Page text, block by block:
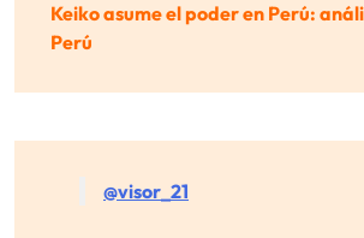
Keiko asume el poder en Perú:
Perú
@visor_21